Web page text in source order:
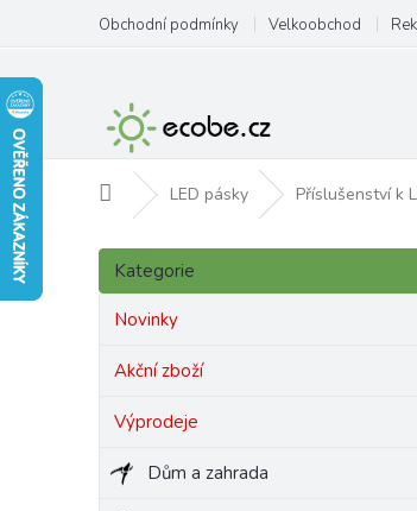
obsah
Obchodní podmínky Velkoobchod
Domů LED pásky Příslušenství k
P
s
p
Přeskočit
kategorie
Kategorie
Novinky
Akční zboží
Výprodeje
Dům a zahrada